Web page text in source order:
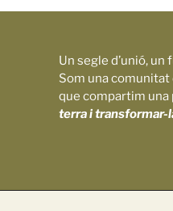
Un segle d’unió,
Som una comunitat
que compartim una
terra i transformar-